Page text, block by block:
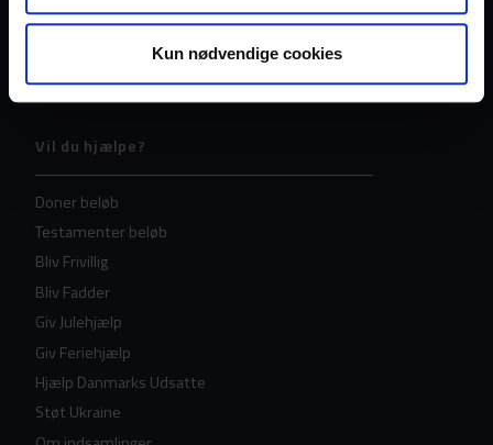
Kun nødvendige cookies
Find os
In English
Vil du hjælpe?
Doner beløb
Testamenter beløb
Bliv Frivillig
Bliv Fadder
Giv Julehjælp
Giv Feriehjælp
Hjælp Danmarks Udsatte
Støt Ukraine